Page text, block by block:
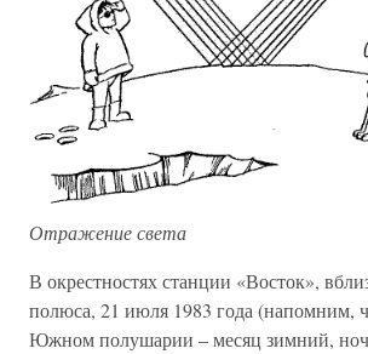
Отражение света
В окрестностях станции «Восток»,
полюса, 21 июля 1983 года (напомним,
Южном полушарии – месяц зимний,